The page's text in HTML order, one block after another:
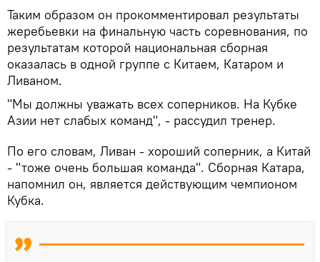
Таким образом он прокомментировал результаты
жеребьевки на финальную часть соревнования, по
результатам которой национальная сборная
оказалась в одной группе с Китаем, Катаром и
Ливаном.
"Мы должны уважать всех соперников. На Кубке
Азии нет слабых команд", - рассудил тренер.
По его словам, Ливан - хороший соперник, а Китай
- "тоже очень большая команда". Сборная Катара,
напомнил он, является действующим чемпионом
Кубка.